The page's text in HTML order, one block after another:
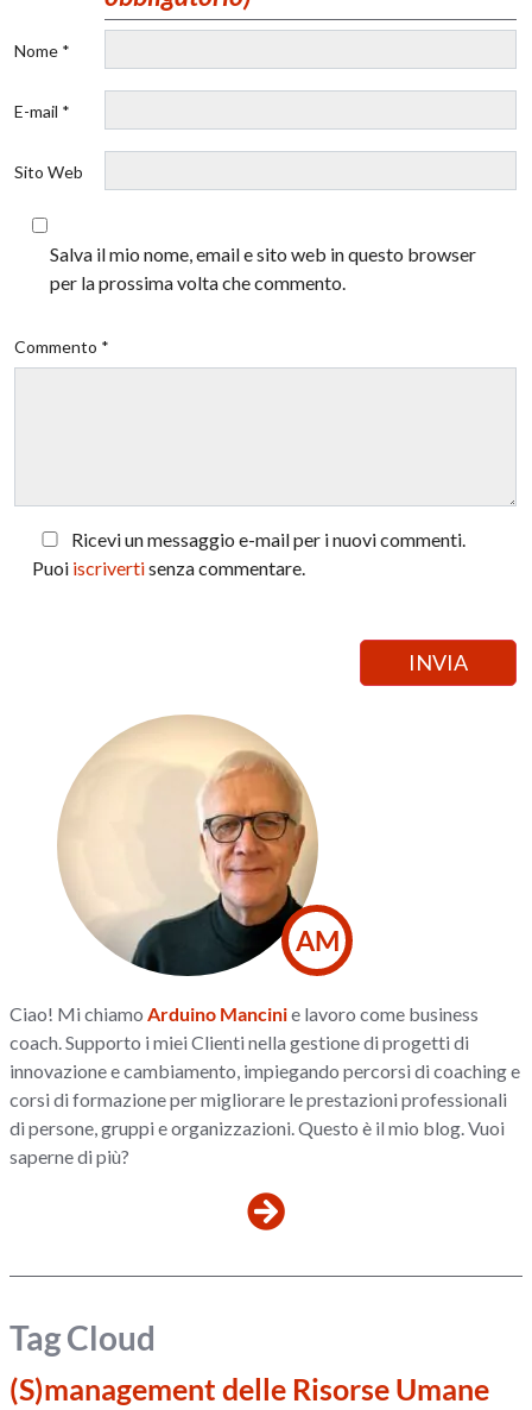
Nome *
E-mail *
Sito Web
Salva il mio nome, email e sito web in questo browser
per la prossima volta che commento.
Commento *
Ricevi un messaggio e-mail per i nuovi commenti.
Puoi iscrivertisenza commentare.
AM
Ciao! Mi chiamoArduino Mancinie lavoro come business
coach. Supporto i miei Clienti nella gestione di progetti di
innovazione e cambiamento, impiegando percorsi di coaching e
corsi di formazione per migliorare le prestazioni professionali
di persone, gruppi e organizzazioni. Questo è il mio blog. Vuoi
saperne di più?
Tag Cloud
(S)management delle Risorse Umane